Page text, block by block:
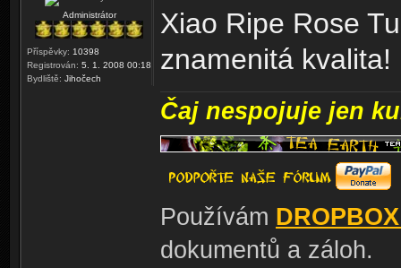
Administrátor
Příspěvky: 10398
Registrován: 5. 1. 2008 00:18
Bydliště: Jihočech
Xiao Ripe Rose
znamenitá kvalita!
Čaj nespojuje jen
Používám
dokumentů a záloh.